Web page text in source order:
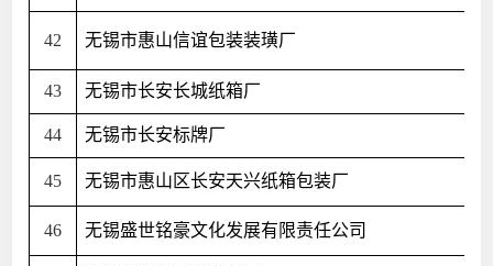
42 无锡市惠山信谊包装装璜厂
43 无锡市长安长城纸箱厂
44 无锡市长安标牌厂
45 无锡市惠山区长安天兴纸箱包装厂
46 无锡盛世铭豪文化发展有限责任公司